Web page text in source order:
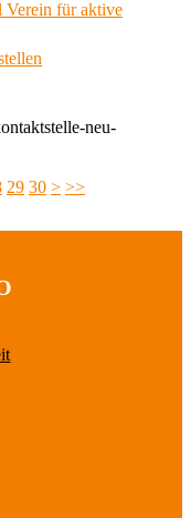
Verein für aktive
neu-
29 30 > >>